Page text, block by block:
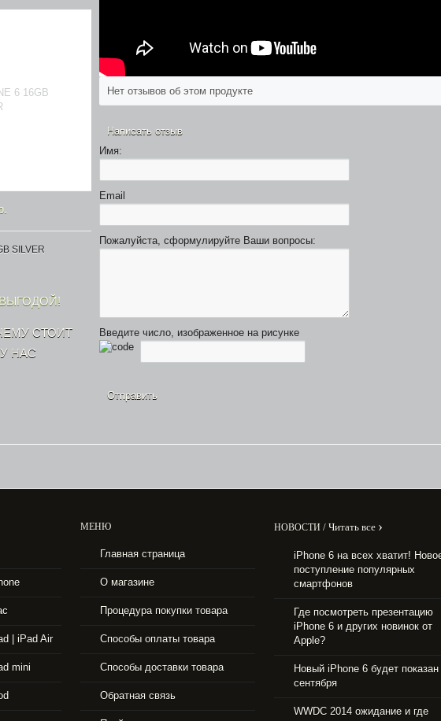
Нет отзывов об этом продукте
Написать отзыв
Имя:
Email
Пожалуйста, сформулируйте Ваши вопросы:
Введите число, изображенное на рисунке
SILVER
43990 р.
APPLE IPHONE 6 16GB SPACE GRAY APPLE IPHONE 5S 16GB
СТОИТ
НАС
| iPad Air
mini
МЕНЮ
Главная страница
О магазине
Процедура покупки товара
Способы оплаты товара
Способы доставки товара
Обратная связь
НОВОСТИ / Читать все ›
iPhone 6 на всех хватит!
поступление популярных
смартфонов
Где посмотреть презентацию
iPhone 6 и других новинок от
Apple?
Новый iPhone 6 будет показан
сентября
WWDC 2014 ожидание и где